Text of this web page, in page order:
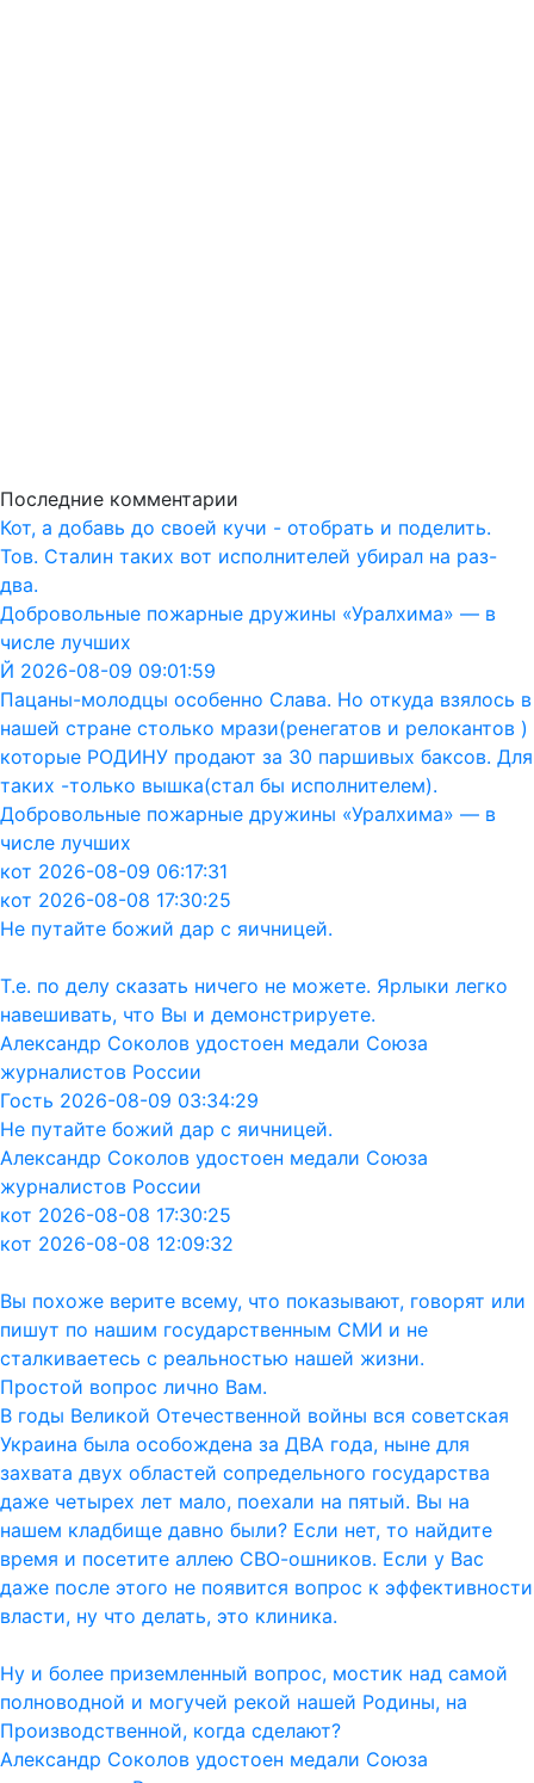
Последние комментарии
Кот, а добавь до своей кучи - отобрать и поделить.
Тов. Сталин таких вот исполнителей убирал на раз-
два.
Добровольные пожарные дружины «Уралхима» — в
числе лучших
Й 2026-08-09 09:01:59
Пацаны-молодцы особенно Слава. Но откуда взялось в
нашей стране столько мрази(ренегатов и релокантов )
которые РОДИНУ продают за 30 паршивых баксов. Для
таких -только вышка(стал бы исполнителем).
Добровольные пожарные дружины «Уралхима» — в
числе лучших
кот 2026-08-09 06:17:31
кот 2026-08-08 17:30:25
Не путайте божий дар с яичницей.
Т.е. по делу сказать ничего не можете. Ярлыки легко
навешивать, что Вы и демонстрируете.
Александр Соколов удостоен медали Союза
журналистов России
Гость 2026-08-09 03:34:29
Не путайте божий дар с яичницей.
Александр Соколов удостоен медали Союза
журналистов России
кот 2026-08-08 17:30:25
кот 2026-08-08 12:09:32
Вы похоже верите всему, что показывают, говорят или
пишут по нашим государственным СМИ и не
сталкиваетесь с реальностью нашей жизни.
Простой вопрос лично Вам.
В годы Великой Отечественной войны вся советская
Украина была особождена за ДВА года, ныне для
захвата двух областей сопредельного государства
даже четырех лет мало, поехали на пятый. Вы на
нашем кладбище давно были? Если нет, то найдите
время и посетите аллею СВО-ошников. Если у Вас
даже после этого не появится вопрос к эффективности
власти, ну что делать, это клиника.
Ну и более приземленный вопрос, мостик над самой
полноводной и могучей рекой нашей Родины, на
Производственной, когда сделают?
Александр Соколов удостоен медали Союза